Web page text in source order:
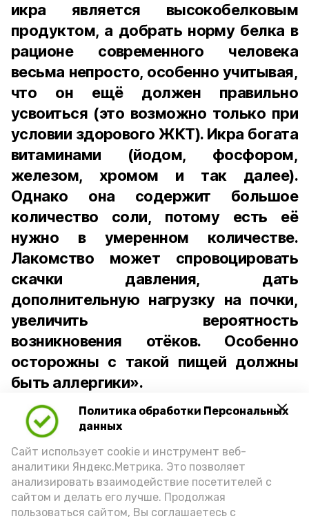
Политика обработки Персональных
данных
Сайт использует cookie и инструмент веб-
аналитики Яндекс.Метрика. Это позволяет
анализировать взаимодействие посетителей с
сайтом и делать его лучше. Продолжая
пользоваться сайтом, Вы соглашаетесь с
икра является высокобелковым
продуктом, а добрать норму белка в
рационе современного человека
весьма непросто, особенно учитывая,
что он ещё должен правильно
усвоиться (это возможно только при
условии здорового ЖКТ). Икра богата
витаминами (йодом, фосфором,
железом, хромом и так далее).
Однако она содержит большое
количество соли, потому есть её
нужно в умеренном количестве.
Лакомство может спровоцировать
скачки давления, дать
дополнительную нагрузку на почки,
увеличить вероятность
возникновения отёков. Особенно
осторожны с такой пищей должны
быть аллергики».
Для взрослого человека безопасной
порцией икры считается 30-50 граммов
(2-3 ложки). При этом следует обратить
внимание на хлеб, с которым она
подаётся: лучше выбирать
цельнозерновой, с мукой грубого